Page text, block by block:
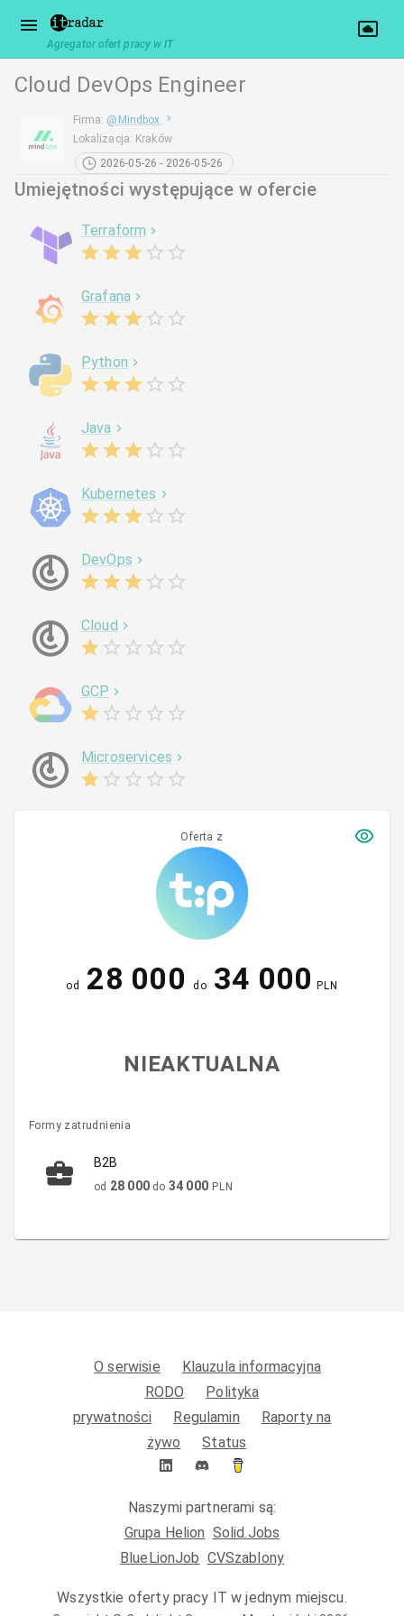
Agregator ofert pracy w IT
Cloud DevOps Engineer
Firma: @ Mindbox
Lokalizacja: Kraków
2026-05-26 - 2026-05-26
Umiejętności występujące w ofercie
Terraform
Grafana
Python
Java
Kubernetes
DevOps
Cloud
GCP
Microservices
Oferta z
od 28 000 do 34 000 PLN
NIEAKTUALNA
Formy zatrudnienia
B2B
od 28 000 do 34 000 PLN
O serwisie
Klauzula informacyjna
RODO
Polityka
prywatności
Regulamin
Raporty na
żywo
Status
Naszymi partnerami są:
Grupa Helion Solid.Jobs
BlueLionJob CVSzablony
Wszystkie oferty pracy IT w jednym miejscu.